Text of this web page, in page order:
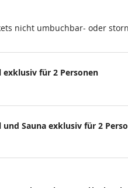
nicht umbuchbar- oder
für 2 Personen
Sauna exklusiv für 2